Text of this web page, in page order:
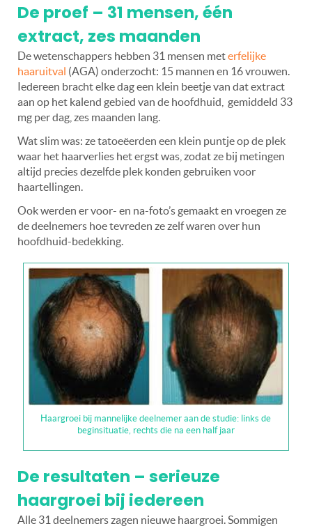
De proef – 31 mensen, één
extract, zes maanden
De wetenschappers hebben 31 mensen meterfelijke
haaruitval (AGA) onderzocht: 15 mannen en 16 vrouwen.
Iedereen bracht elke dag een klein beetje van dat extract
aan op het kalend gebied van de hoofdhuid,
gemiddeld 33
mg per dag, zes maanden lang.
Wat slim was: ze tatoeëerden een klein puntje op de plek
waar het haarverlies het ergst was, zodat ze bij metingen
altijd precies dezelfde plek konden gebruiken voor
haartellingen.
Ook werden er voor- en na-foto’s gemaakt en vroegen ze
de deelnemers hoe tevreden ze zelf waren over hun
hoofdhuid-bedekking.
Haargroei bij mannelijke deelnemer aan de studie: links de
beginsituatie, rechts die na een half jaar
De resultaten – serieuze
haargroei bij iedereen
Alle 31 deelnemers zagen nieuwe haargroei. Sommigen